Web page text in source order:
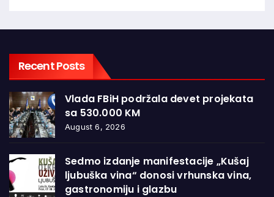
Recent Posts
Vlada FBiH podržala devet projekata
sa 530.000 KM
August 6, 2026
Sedmo izdanje manifestacije „Kušaj
ljubuška vina“ donosi vrhunska vina,
gastronomiju i glazbu